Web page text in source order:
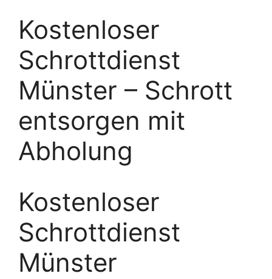
Kostenloser
Schrottdienst
Münster – Schrott
entsorgen mit
Abholung
Kostenloser
Schrottdienst
Münster